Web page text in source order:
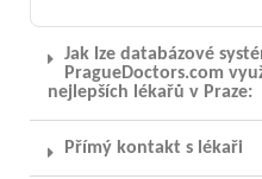
Jak lze databázové
PragueDoctors.com
nejlepších lékařů v Praze:
Přímý kontakt s lékaři